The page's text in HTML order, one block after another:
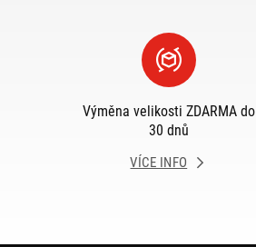
Výměna velikosti ZDARMA do
30 dnů
VÍCE INFO